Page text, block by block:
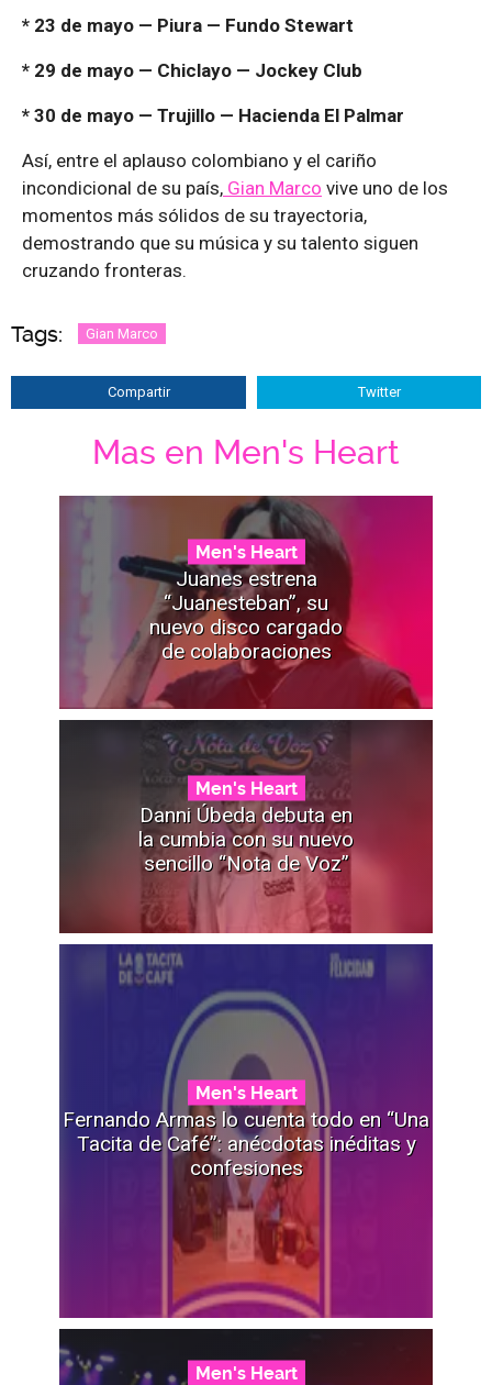
* 23 de mayo — Piura — Fundo Stewart
* 29 de mayo — Chiclayo — Jockey Club
* 30 de mayo — Trujillo — Hacienda El Palmar
Así, entre el aplauso colombiano y el cariño
incondicional de su país, Gian Marco vive uno de los
momentos más sólidos de su trayectoria,
demostrando que su música y su talento siguen
cruzando fronteras.
Tags: Gian Marco
Compartir Twitter
Mas en Men's Heart
Men's Heart
Juanes estrena
“Juanesteban”, su
nuevo disco cargado
de colaboraciones
Men's Heart
Danni Úbeda debuta en
la cumbia con su nuevo
sencillo “Nota de Voz”
Men's Heart
Fernando Armas lo cuenta todo en “Una
Tacita de Café”: anécdotas inéditas y
confesiones
Men's Heart